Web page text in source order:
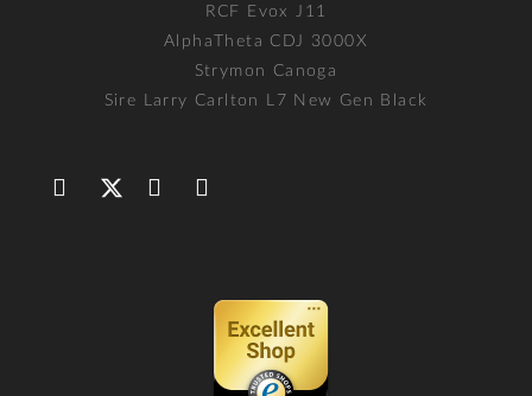
RCF Evox J11
AlphaTheta CDJ 3000X
Strymon Canoga
Sire Larry Carlton L7 New Gen Black